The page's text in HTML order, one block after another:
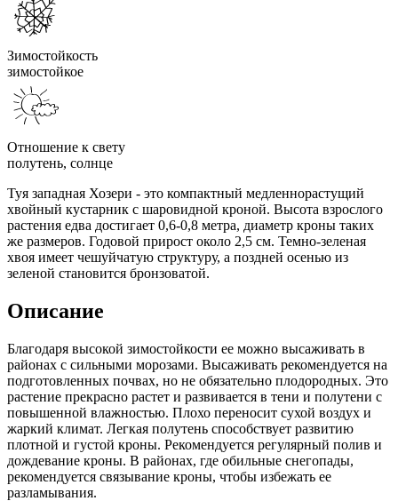
Зимостойкость
зимостойкое
Отношение к свету
полутень, солнце
Туя западная Хозери - это компактный медленнорастущий
хвойный кустарник с шаровидной кроной. Высота взрослого
растения едва достигает 0,6-0,8 метра, диаметр кроны таких
же размеров. Годовой прирост около 2,5 см. Темно-зеленая
хвоя имеет чешуйчатую структуру, а поздней осенью из
зеленой становится бронзоватой.
Описание
Благодаря высокой зимостойкости ее можно высаживать в
районах с сильными морозами. Высаживать рекомендуется на
подготовленных почвах, но не обязательно плодородных. Это
растение прекрасно растет и развивается в тени и полутени с
повышенной влажностью. Плохо переносит сухой воздух и
жаркий климат. Легкая полутень способствует развитию
плотной и густой кроны. Рекомендуется регулярный полив и
дождевание кроны. В районах, где обильные снегопады,
рекомендуется связывание кроны, чтобы избежать ее
разламывания.